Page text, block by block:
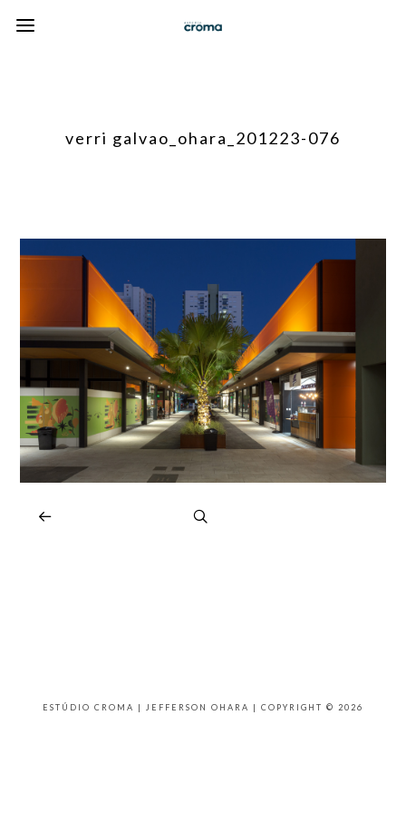
verri galvao_ohara_201223-076
ESTÚDIO CROMA | JEFFERSON OHARA | COPYRIGHT © 2026